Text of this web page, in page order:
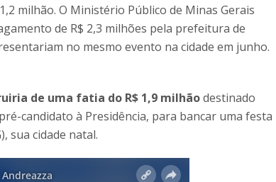
milhão. O Ministério Público de Minas Gerais
de R$ 2,3 milhões pela prefeitura de
no mesmo evento na cidade em junho.
de uma fatia do R$ 1,9 milhãodestinado
candidato à Presidência, para bancar uma festa
sua cidade natal.